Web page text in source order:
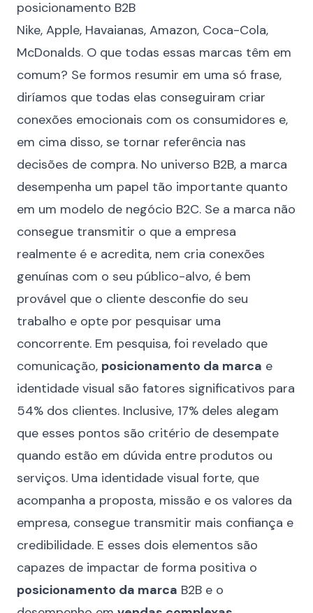
posicionamento B2B
Nike, Apple, Havaianas, Amazon, Coca-Cola,
McDonalds. O que todas essas marcas têm em
comum? Se formos resumir em uma só frase,
diríamos que todas elas conseguiram criar
conexões emocionais com os consumidores e,
em cima disso, se tornar referência nas
decisões de compra. No universo B2B, a marca
desempenha um papel tão importante quanto
em um modelo de negócio B2C. Se a marca não
consegue transmitir o que a empresa
realmente é e acredita, nem cria conexões
genuínas com o seu público-alvo, é bem
provável que o cliente desconfie do seu
trabalho e opte por pesquisar uma
concorrente. Em pesquisa, foi revelado que
comunicação, posicionamento da marca e
identidade visual são fatores significativos para
54% dos clientes. Inclusive, 17% deles alegam
que esses pontos são critério de desempate
quando estão em dúvida entre produtos ou
serviços. Uma identidade visual forte, que
acompanha a proposta, missão e os valores da
empresa, consegue transmitir mais confiança e
credibilidade. E esses dois elementos são
capazes de impactar de forma positiva o
posicionamento da marca B2B e o